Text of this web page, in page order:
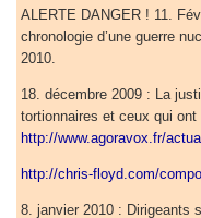
ALERTE DANGER ! 11.
chronologie d’une guerre
2010.
18. décembre 2009 : La
tortionnaires et ceux qui ont
http://www.agoravox.fr/
http://chris-floyd.com/
8. janvier 2010 : Dirigeants